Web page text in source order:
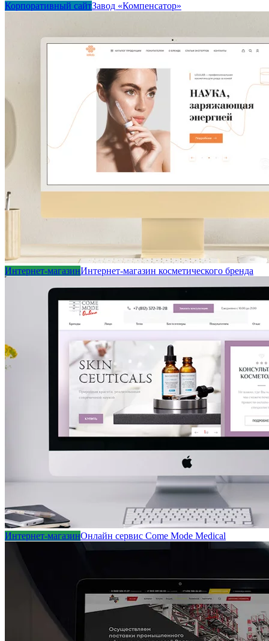
Корпоративный сайтЗавод «Компенсатор»
Интернет-магазинИнтернет-магазин косметического бренда
Интернет-магазинОнлайн сервис Come Mode Medical